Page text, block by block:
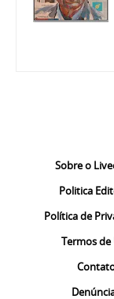
Sobre o
Politica
Política de
Termos de